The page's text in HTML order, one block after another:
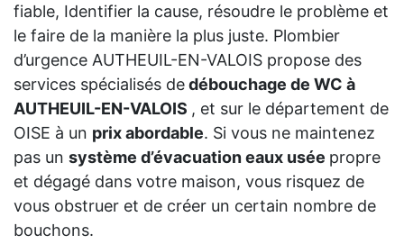
fiable, Identifier la cause, résoudre le problème et
le faire de la manière la plus juste. Plombier
d’urgence AUTHEUIL-EN-VALOIS propose des
services spécialisés dedébouchage de WC à
AUTHEUIL-EN-VALOIS , et sur le département de
OISE à un prix abordable. Si vous ne maintenez
pas un système d’évacuation eaux usée propre
et dégagé dans votre maison, vous risquez de
vous obstruer et de créer un certain nombre de
bouchons.